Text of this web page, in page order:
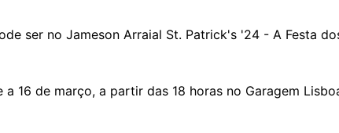
ser no Jameson Arraial St. Patrick's '24 - A Festa
16 de março, a partir das 18 horas no Garagem